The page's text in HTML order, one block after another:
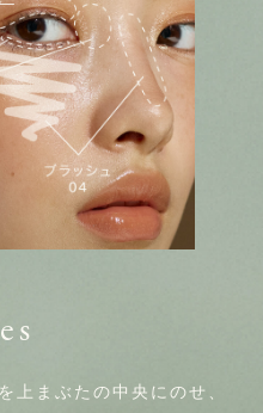
を上まぶたの中央にのせ、